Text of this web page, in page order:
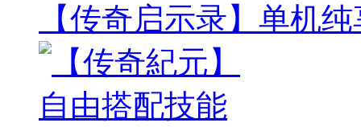
【传奇启示录】单机